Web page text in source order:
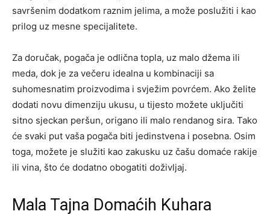
savršenim dodatkom raznim jelima, a može poslužiti i kao
prilog uz mesne specijalitete.
Za doručak, pogača je odlična topla, uz malo džema ili
meda, dok je za večeru idealna u kombinaciji sa
suhomesnatim proizvodima i svježim povrćem. Ako želite
dodati novu dimenziju ukusu, u tijesto možete uključiti
sitno sjeckan peršun, origano ili malo rendanog sira. Tako
će svaki put vaša pogača biti jedinstvena i posebna. Osim
toga, možete je služiti kao zakusku uz čašu domaće rakije
ili vina, što će dodatno obogatiti doživljaj.
Mala Tajna Domaćih Kuhara